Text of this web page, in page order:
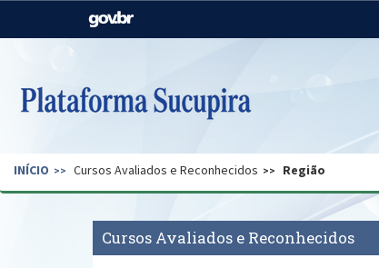
Casa Civil
Pecuária e Abastecimento
Secretaria de Governo Gabinete de Segurança
INÍCIO Cursos Avaliados e Reconhecidos Região
Cursos Avaliados e Reconhecidos